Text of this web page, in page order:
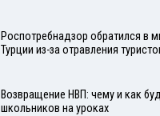
Роспотребнадзор обратился в
Турции из-за отравления
Возвращение НВП: чему и как
школьников на уроках